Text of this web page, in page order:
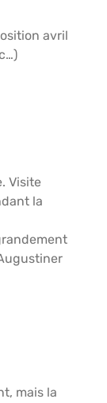
avril
Visite
la
mais la